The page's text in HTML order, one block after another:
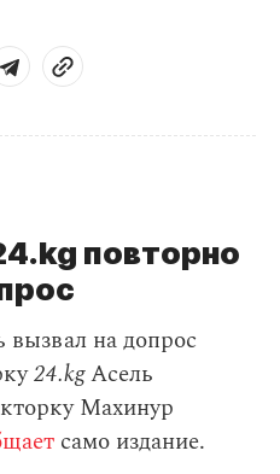
повторно
на допрос
24.kgАсель
Махинур
само издание.